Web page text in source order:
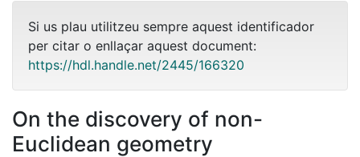
Si us plau utilitzeu sempre aquest identificador
per citar o enllaçar aquest document:
https://hdl.handle.net/2445/166320
On the discovery of non-
Euclidean geometry